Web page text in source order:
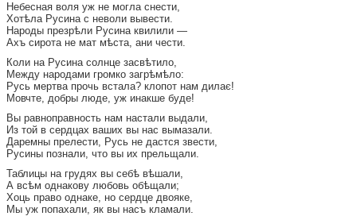
Небесная воля уж не могла снести,
Хотѣла Русина с неволи вывести.
Народы презрѣли Русина квилили —
Ахъ сирота не мат мѣста, ани чести.
Коли на Русина солнце засвѣтило,
Между народами громко загрѣмѣло:
Русь мертва прочь встала? клопот нам дилає!
Мовчте, добры люде, уж инакше буде!
Вы равноправность нам настали выдали,
Из той в сердцах ваших вы нас вымазали.
Даремны прелести, Русь не дастся звести,
Русины познали, что вы их прельщали.
Таблицы на грудях вы себѣ вѣшали,
А всѣм однакову любовь обѣщали;
Хоць право однаке, но сердце двояке,
Мы уж попахали, як вы насъ кламали.